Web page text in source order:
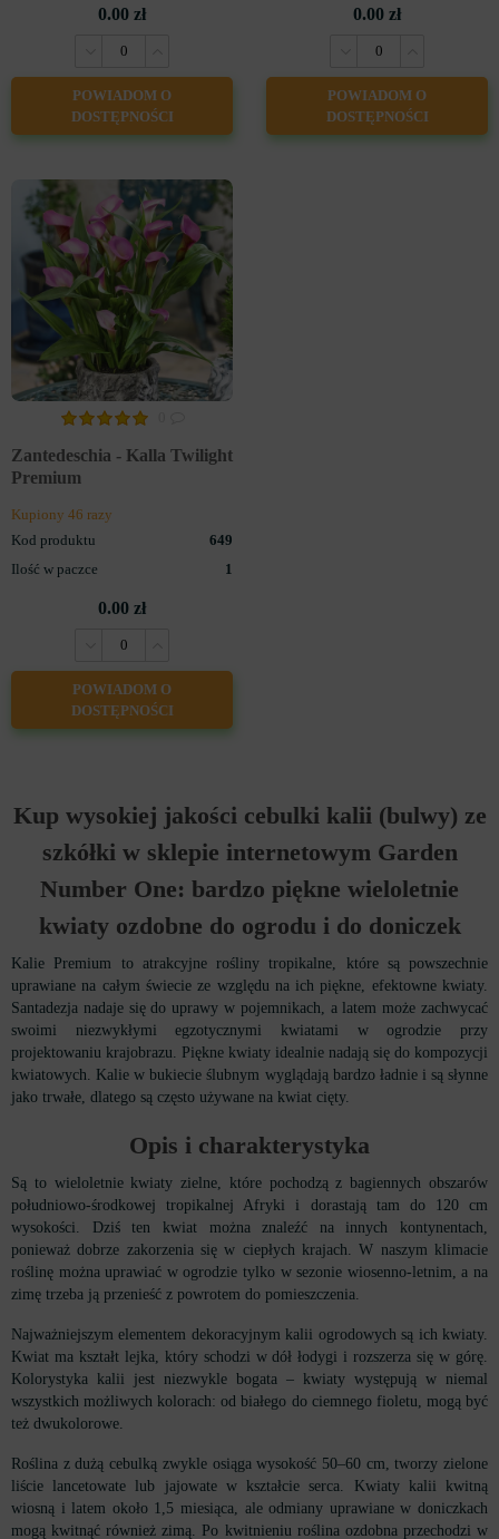
0.00 zł
POWIADOM O
DOSTĘPNOŚCI
0.00 zł
POWIADOM O
DOSTĘPNOŚCI
Zantedeschia - Kalla Twilight
Premium
Kupiony 46 razy
Kod produktu
649
Ilość w paczce
1
0.00 zł
POWIADOM O
DOSTĘPNOŚCI
Kup wysokiej jakości cebulki kalii (bulwy) ze
szkółki w sklepie internetowym Garden
Number One: bardzo piękne wieloletnie
kwiaty ozdobne do ogrodu i do doniczek
Kalie Premium to atrakcyjne rośliny tropikalne, które są powszechnie
uprawiane na całym świecie ze względu na ich piękne, efektowne kwiaty.
Santadezja nadaje się do uprawy w pojemnikach, a latem może zachwycać
swoimi niezwykłymi egzotycznymi kwiatami w ogrodzie przy
projektowaniu krajobrazu. Piękne kwiaty idealnie nadają się do kompozycji
kwiatowych. Kalie w bukiecie ślubnym wyglądają bardzo ładnie i są słynne
jako trwałe, dlatego są często używane na kwiat cięty.
Opis i charakterystyka
Są to wieloletnie kwiaty zielne, które pochodzą z bagiennych obszarów
południowo-środkowej tropikalnej Afryki i dorastają tam do 120 cm
wysokości. Dziś ten kwiat można znaleźć na innych kontynentach,
ponieważ dobrze zakorzenia się w ciepłych krajach. W naszym klimacie
roślinę można uprawiać w ogrodzie tylko w sezonie wiosenno-letnim, a na
zimę trzeba ją przenieść z powrotem do pomieszczenia.
Najważniejszym elementem dekoracyjnym kalii ogrodowych są ich kwiaty.
Kwiat ma kształt lejka, który schodzi w dół łodygi i rozszerza się w górę.
Kolorystyka kalii jest niezwykle bogata – kwiaty występują w niemal
wszystkich możliwych kolorach: od białego do ciemnego fioletu, mogą być
też dwukolorowe.
Roślina z dużą cebulką zwykle osiąga wysokość 50–60 cm, tworzy zielone
liście lancetowate lub jajowate w kształcie serca. Kwiaty kalii kwitną
wiosną i latem około 1,5 miesiąca, ale odmiany uprawiane w doniczkach
mogą kwitnąć również zimą. Po kwitnieniu roślina ozdobna przechodzi w